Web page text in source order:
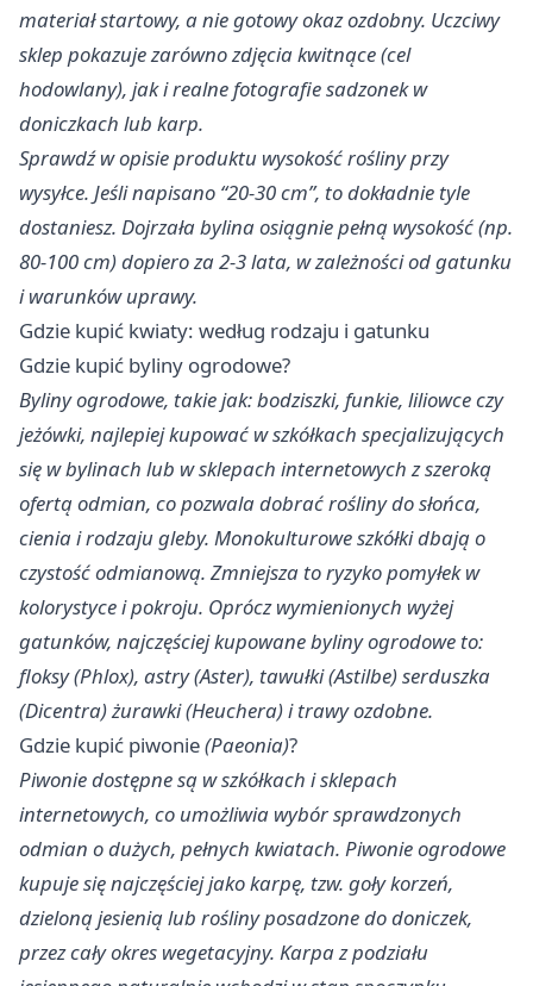
materiał startowy, a nie gotowy okaz ozdobny. Uczciwy
sklep pokazuje zarówno zdjęcia kwitnące (cel
hodowlany), jak i realne fotografie sadzonek w
doniczkach lub karp.
Sprawdź w opisie produktu wysokość rośliny przy
wysyłce. Jeśli napisano “20-30 cm”, to dokładnie tyle
dostaniesz. Dojrzała bylina osiągnie pełną wysokość (np.
80-100 cm) dopiero za 2-3 lata, w zależności od gatunku
i warunków uprawy.
Gdzie kupić kwiaty: według rodzaju i gatunku
Gdzie kupić byliny ogrodowe?
Byliny ogrodowe, takie jak: bodziszki, funkie, liliowce czy
jeżówki, najlepiej kupować w szkółkach specjalizujących
się w bylinach lub w sklepach internetowych z szeroką
ofertą odmian, co pozwala dobrać rośliny do słońca,
cienia i rodzaju gleby. Monokulturowe szkółki dbają o
czystość odmianową. Zmniejsza to ryzyko pomyłek w
kolorystyce i pokroju. Oprócz wymienionych wyżej
gatunków, najczęściej kupowane byliny ogrodowe to:
floksy (Phlox), astry (Aster), tawułki (Astilbe) serduszka
(Dicentra) żurawki (Heuchera) i trawy ozdobne.
Gdzie kupić piwonie(Paeonia)?
Piwonie dostępne są w szkółkach i sklepach
internetowych, co umożliwia wybór sprawdzonych
odmian o dużych, pełnych kwiatach. Piwonie ogrodowe
kupuje się najczęściej jako karpę, tzw. goły korzeń,
dzieloną jesienią lub rośliny posadzone do doniczek,
przez cały okres wegetacyjny. Karpa z podziału